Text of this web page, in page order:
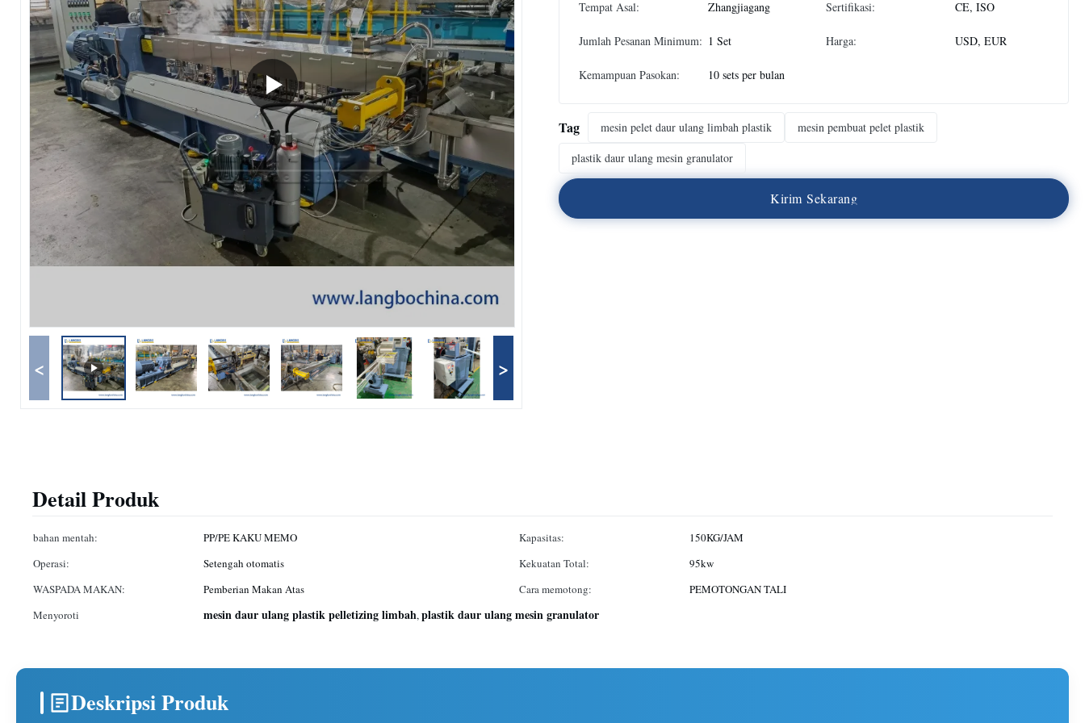
< >
Tempat Asal: Zhangjiagang Sertifikasi: CE, ISO
Jumlah Pesanan Minimum: 1 Set Harga: USD, EUR
Kemampuan Pasokan: 10 sets per bulan
Tag mesin pelet daur ulang limbah plastik
mesin pembuat pelet plastik
plastik daur ulang mesin granulator
Kirim Sekarang
Detail Produk
bahan mentah: PP/PE KAKU MEMO Kapasitas:
150KG/JAM
Operasi:
Setengah otomatis Kekuatan Total:
95kw
WASPADA MAKAN:
Pemberian Makan Atas Cara memotong:
PEMOTONGAN TALI
Menyoroti
mesin daur ulang plastik pelletizing limbah,plastik daur ulang mesin granulator
Deskripsi Produk